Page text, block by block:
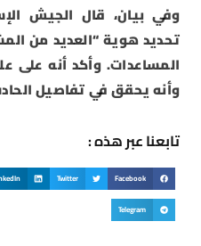
وفي بيان، قال الجيش
تحديد هوية “العديد من
المساعدات. وأكد أنه على
وأنه يحقق في تفاصيل
تابعنا عبر هذه :
Facebook
Twitter
Telegram